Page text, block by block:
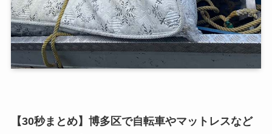
【30秒まとめ】博多区で自転車やマットレスなど